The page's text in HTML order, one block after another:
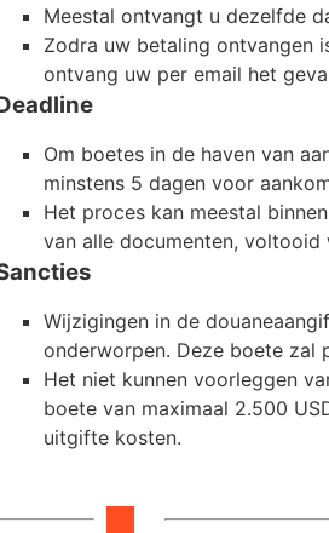
Meestal ontvangt u dezelfde
Zodra uw betaling ontvangen
ontvang uw per email het
Om boetes in de haven van
minstens 5 dagen voor
Het proces kan meestal
van alle documenten, voltooid
Wijzigingen in de
onderworpen. Deze boete zal
Het niet kunnen voorleggen
boete van maximaal 2.500
uitgifte kosten.